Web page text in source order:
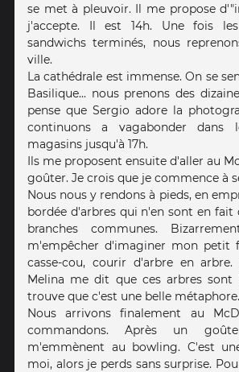
se met à pleuvoir. Il me propose
j'accepte. Il est 14h. Une fois
sandwichs terminés, nous
ville.
La cathédrale est immense. On se
Basilique... nous prenons des
pense que Sergio adore la
continuons a vagabonder
magasins jusqu'à 17h.
Ils me proposent ensuite d'aller au
goûter. Je crois que je commence à
Nous nous y rendons à pieds, en
bordée d'arbres qui n'en sont en fait
branches communes.
m'empêcher d'imaginer mon petit
casse-cou, courir d'arbre en
Melina me dit que ces arbres sont
trouve que c'est une belle métaphore.
Nous arrivons finalement au
commandons. Après un
m'emmènent au bowling. C'est
moi, alors je perds sans surprise.